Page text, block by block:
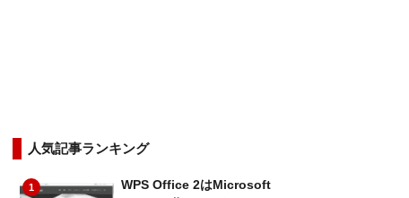
人気記事ランキング
1
WPS Office 2はMicrosoft